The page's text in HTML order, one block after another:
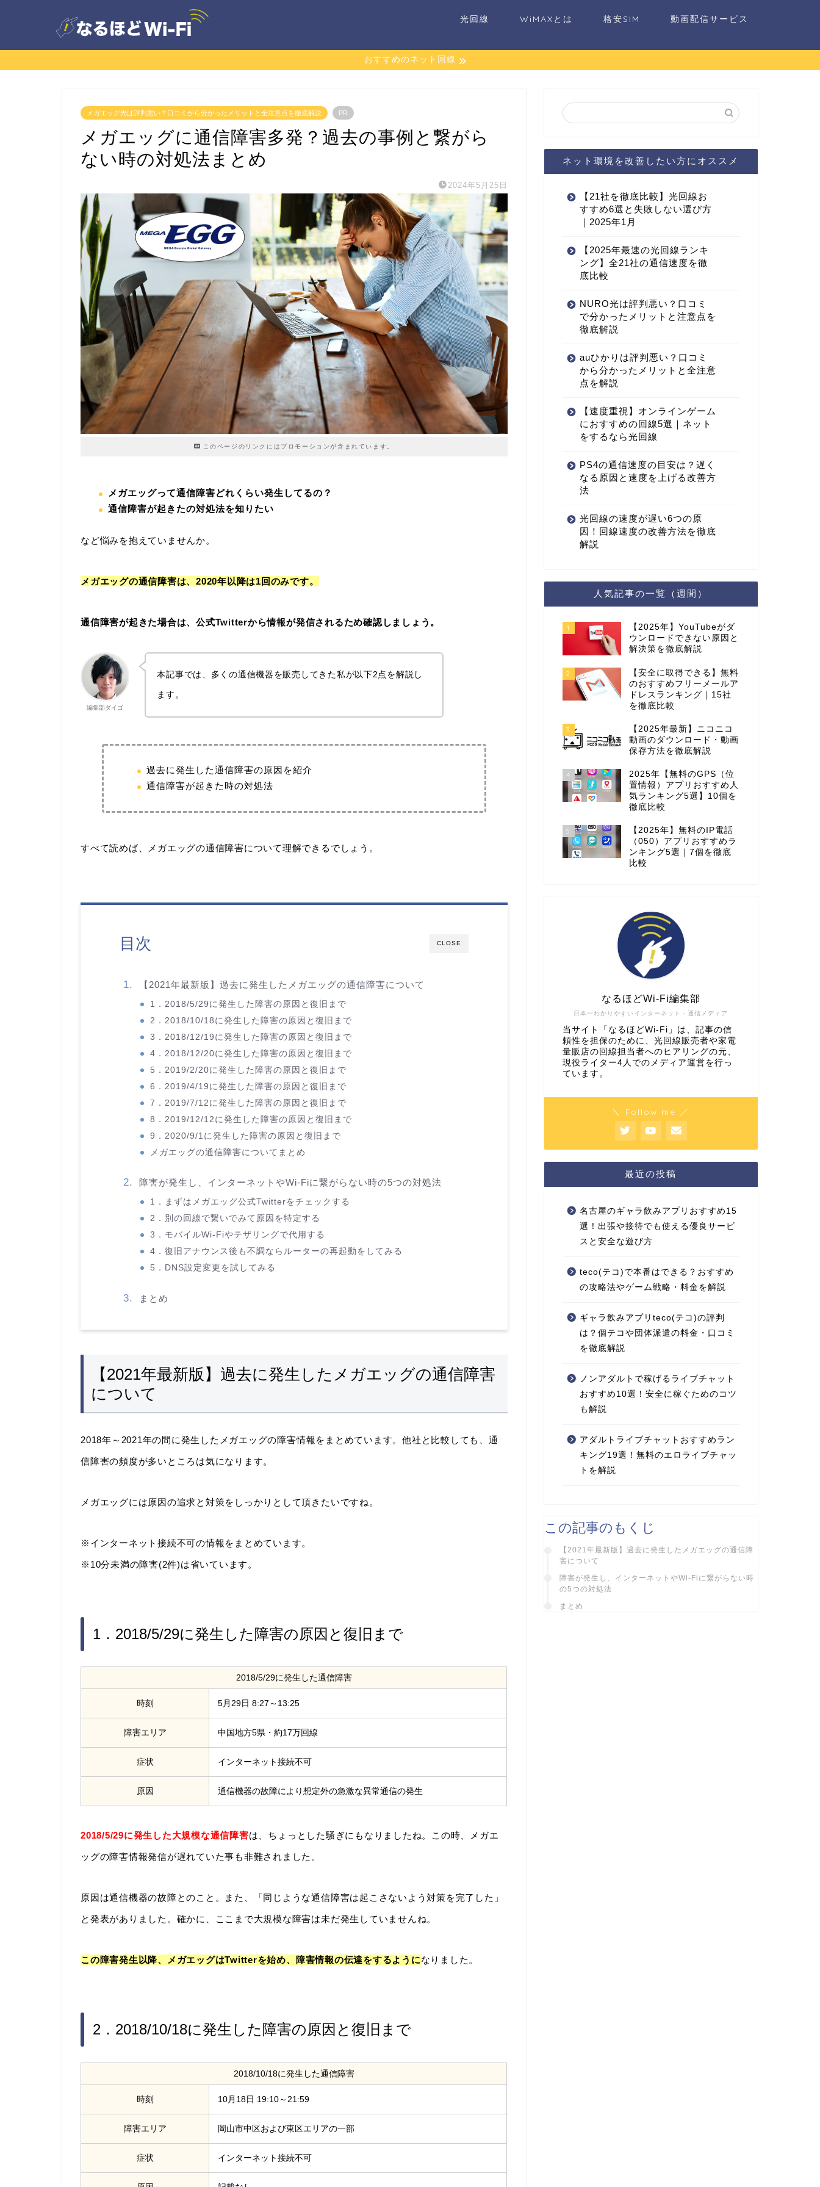
光回線 WiMAXとは 格安SIM 動画配信サービス
おすすめのネット回線
メガエッグ光は評判悪い？口コミから分かったメリットと全注意点を徹底解説 PR
メガエッグに通信障害多発？過去の事例と繋がら
ない時の対処法まとめ
2024年5月25日
このページのリンクにはプロモーションが含まれています。
メガエッグって通信障害どれくらい発生してるの？
通信障害が起きたの対処法を知りたい
など悩みを抱えていませんか。
メガエッグの通信障害は、2020年以降は1回のみです。
通信障害が起きた場合は、公式Twitterから情報が発信されるため確認しましょう。
編集部ダイゴ
本記事では、多くの通信機器を販売してきた私が以下2点を解説し
ます。
過去に発生した通信障害の原因を紹介
通信障害が起きた時の対処法
すべて読めば、メガエッグの通信障害について理解できるでしょう。
CLOSE
目次
【2021年最新版】過去に発生したメガエッグの通信障害について
1．2018/5/29に発生した障害の原因と復旧まで
2．2018/10/18に発生した障害の原因と復旧まで
3．2018/12/19に発生した障害の原因と復旧まで
4．2018/12/20に発生した障害の原因と復旧まで
5．2019/2/20に発生した障害の原因と復旧まで
6．2019/4/19に発生した障害の原因と復旧まで
7．2019/7/12に発生した障害の原因と復旧まで
8．2019/12/12に発生した障害の原因と復旧まで
9．2020/9/1に発生した障害の原因と復旧まで
メガエッグの通信障害についてまとめ
障害が発生し、インターネットやWi-Fiに繋がらない時の5つの対処法
1．まずはメガエッグ公式Twitterをチェックする
2．別の回線で繋いでみて原因を特定する
3．モバイルWi-Fiやテザリングで代用する
4．復旧アナウンス後も不調ならルーターの再起動をしてみる
5．DNS設定変更を試してみる
まとめ
【2021年最新版】過去に発生したメガエッグの通信障害
について
2018年～2021年の間に発生したメガエッグの障害情報をまとめています。他社と比較しても、通
信障害の頻度が多いところは気になります。
メガエッグには原因の追求と対策をしっかりとして頂きたいですね。
※インターネット接続不可の情報をまとめています。
※10分未満の障害(2件)は省いています。
1．2018/5/29に発生した障害の原因と復旧まで
2018/5/29に発生した通信障害
時刻 5月29日 8:27～13:25
障害エリア 中国地方5県・約17万回線
症状 インターネット接続不可
原因 通信機器の故障により想定外の急激な異常通信の発生
2018/5/29に発生した大規模な通信障害は、ちょっとした騒ぎにもなりましたね。この時、メガエ
ッグの障害情報発信が遅れていた事も非難されました。
原因は通信機器の故障とのこと。また、「同じような通信障害は起こさないよう対策を完了した」
と発表がありました。確かに、ここまで大規模な障害は未だ発生していませんね。
この障害発生以降、メガエッグはTwitterを始め、障害情報の伝達をするようになりました。
2．2018/10/18に発生した障害の原因と復旧まで
2018/10/18に発生した通信障害
時刻 10月18日 19:10～21:59
障害エリア 岡山市中区および東区エリアの一部
症状 インターネット接続不可
ネット環境を改善したい方にオススメ
【21社を徹底比較】光回線お
すすめ6選と失敗しない選び方
｜2025年1月
【2025年最速の光回線ランキ
ング】全21社の通信速度を徹
底比較
NURO光は評判悪い？口コミ
で分かったメリットと注意点を
徹底解説
auひかりは評判悪い？口コミ
から分かったメリットと全注意
点を解説
【速度重視】オンラインゲーム
におすすめの回線5選｜ネット
をするなら光回線
PS4の通信速度の目安は？遅く
なる原因と速度を上げる改善方
法
光回線の速度が遅い6つの原
因！回線速度の改善方法を徹底
解説
人気記事の一覧（週間）
1
【2025年】YouTubeがダ
ウンロードできない原因と
解決策を徹底解説
2
【安全に取得できる】無料
のおすすめフリーメールア
ドレスランキング｜15社
を徹底比較
3
【2025年最新】ニコニコ
動画のダウンロード・動画
保存方法を徹底解説
4
2025年【無料のGPS（位
置情報）アプリおすすめ人
気ランキング5選】10個を
徹底比較
5
【2025年】無料のIP電話
（050）アプリおすすめラ
ンキング5選｜7個を徹底
比較
日本一わかりやすいインターネット・通信メディア
なるほどWi-Fi編集部
当サイト「なるほどWi-Fi」は、記事の信
頼性を担保のために、光回線販売者や家電
量販店の回線担当者へのヒアリングの元、
現役ライター4人でのメディア運営を行っ
ています。
＼ Follow me ／
最近の投稿
名古屋のギャラ飲みアプリおすすめ15
選！出張や接待でも使える優良サービ
スと安全な遊び方
teco(テコ)で本番はできる？おすすめ
の攻略法やゲーム戦略・料金を解説
ギャラ飲みアプリteco(テコ)の評判
は？個テコや団体派遣の料金・口コミ
を徹底解説
ノンアダルトで稼げるライブチャット
おすすめ10選！安全に稼ぐためのコツ
も解説
アダルトライブチャットおすすめラン
キング19選！無料のエロライブチャッ
トを解説
この記事のもくじ
【2021年最新版】過去に発生したメガエッグの通信障
害について
障害が発生し、インターネットやWi-Fiに繋がらない時
の5つの対処法
まとめ